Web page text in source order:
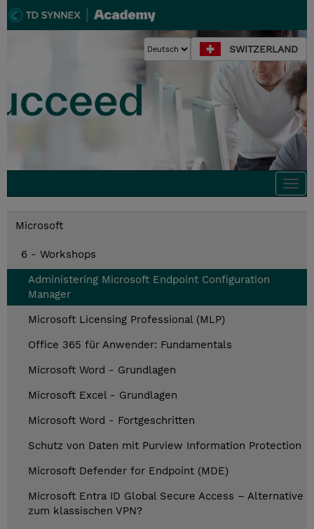
SWITZERLAND
Microsoft
6 - Workshops
Administering Microsoft Endpoint Configuration
Manager
Microsoft Licensing Professional (MLP)
Office 365 für Anwender: Fundamentals
Microsoft Word - Grundlagen
Microsoft Excel - Grundlagen
Microsoft Word - Fortgeschritten
Schutz von Daten mit Purview Information Protection
Microsoft Defender for Endpoint (MDE)
Microsoft Entra ID Global Secure Access – Alternative
zum klassischen VPN?